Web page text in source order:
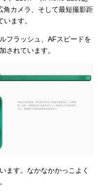
角カメラ、そして最短撮影距
ます。
フラッシュ、AFスピードを
されています。
ます。なかなかかっこよく